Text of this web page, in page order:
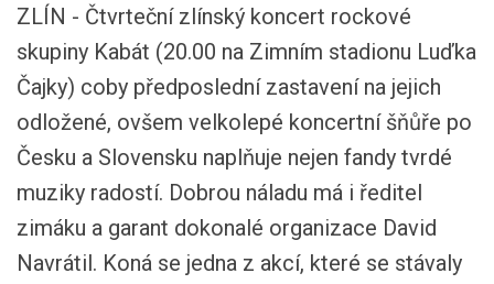
ZLÍN - Čtvrteční zlínský koncert rockové
skupiny Kabát (20.00 na Zimním stadionu Luďka
Čajky) coby předposlední zastavení na jejich
odložené, ovšem velkolepé koncertní šňůře po
Česku a Slovensku naplňuje nejen fandy tvrdé
muziky radostí. Dobrou náladu má i ředitel
zimáku a garant dokonalé organizace David
Navrátil. Koná se jedna z akcí, které se stávaly